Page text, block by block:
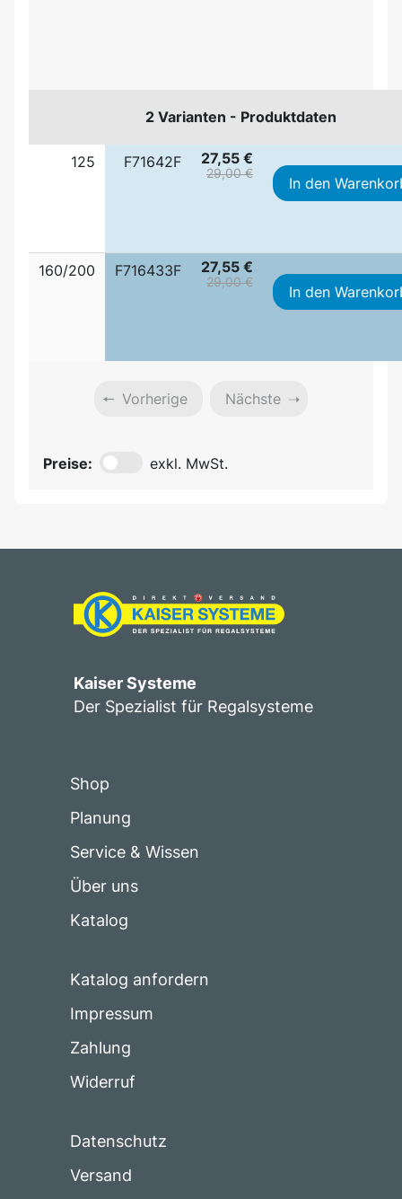
2 Varianten - Produktdaten
125 F71642F 27,55 €
29,00 €
In den
160/200 F716433F 27,55 €
29,00 €
In den
Vorherige Nächste
Preise: exkl. MwSt.
Kaiser Systeme
Der Spezialist für Regalsysteme
Shop
Planung
Service & Wissen
Über uns
Katalog
Katalog anfordern
Impressum
Zahlung
Widerruf
Datenschutz
Versand